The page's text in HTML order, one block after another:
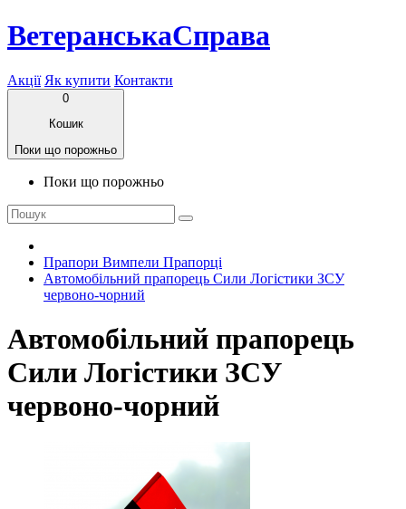
ВетеранськаСправа
Акції Як купити Контакти
0
Кошик
Поки що порожньо
Поки що порожньо
Прапори Вимпели Прапорці
Автомобільний прапорець Сили Логістики ЗСУ
червоно-чорний
Автомобільний прапорець
Сили Логістики ЗСУ
червоно-чорний